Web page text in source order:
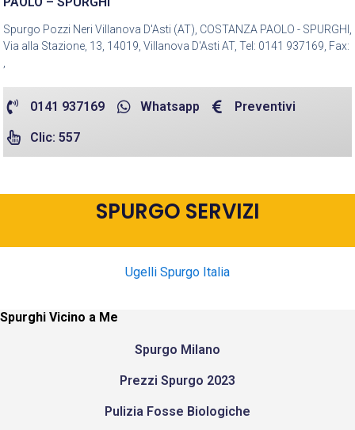
Spurgo Pozzi Neri Villanova D'Asti (AT), COSTANZA PAOLO - SPURGHI,
Via alla Stazione, 13, 14019, Villanova D'Asti AT, Tel: 0141 937169, Fax:
,
0141 937169 Whatsapp Preventivi
Clic: 557
SPURGO SERVIZI
Ugelli Spurgo Italia
Spurghi Vicino a Me
Spurgo Milano
Prezzi Spurgo 2023
Pulizia Fosse Biologiche